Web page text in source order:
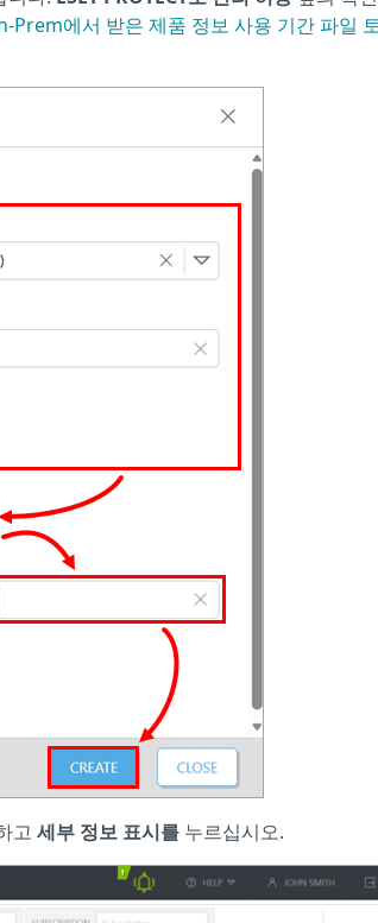
Prem에서 받은 제품 정보 사용 기간 파일
고 세부 정보 표시를 누르십시오.